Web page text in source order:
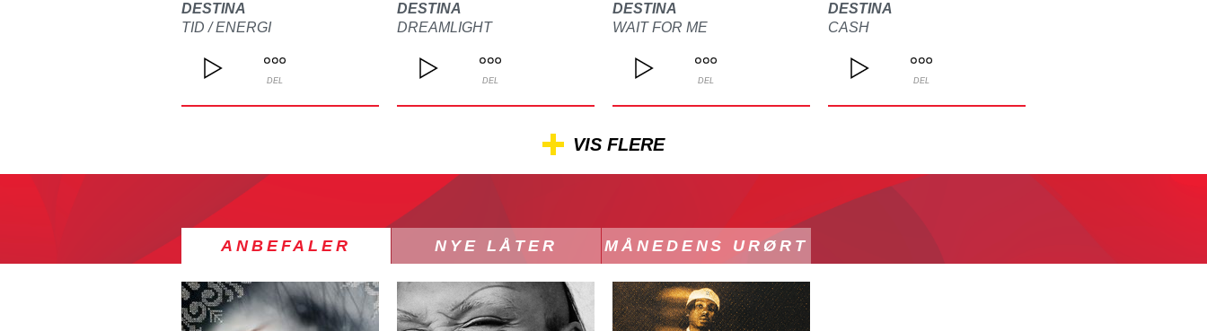
DESTINA
TID / ENERGI
DEL
DESTINA
DREAMLIGHT
DEL
DESTINA
WAIT FOR ME
DEL
DESTINA
CASH
DEL
VIS FLERE
ANBEFALER NYE LÅTER MÅNEDENS URØRT